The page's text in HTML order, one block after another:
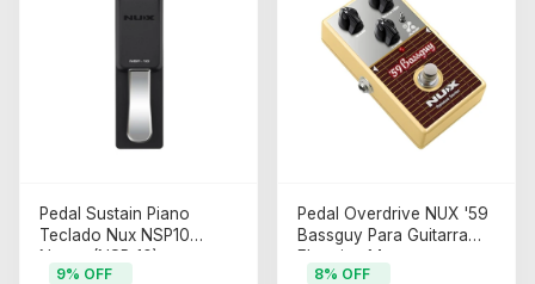
Pedal Sustain Piano
Teclado Nux NSP10
Negro (NSP-10)
9% OFF
Pedal Overdrive NUX '59
Bassguy Para Guitarra
Electrica Marron
8% OFF